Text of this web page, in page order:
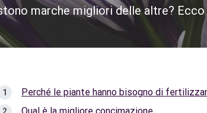
marche migliori delle altre?
Perché le piante hanno bisogno di